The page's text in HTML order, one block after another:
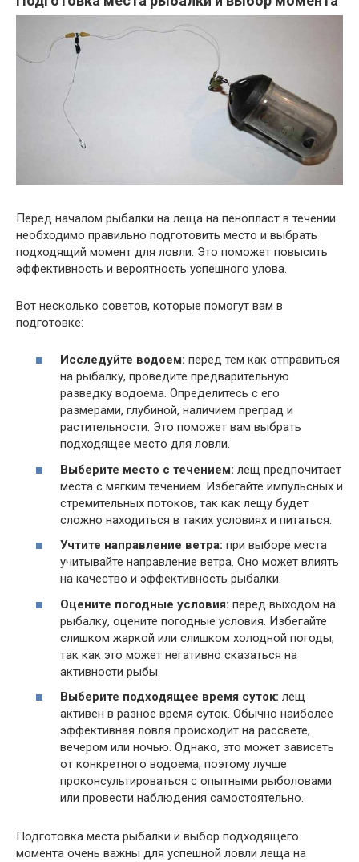
Перед началом рыбалки на леща на пенопласт в течении
необходимо правильно подготовить место и выбрать
подходящий момент для ловли. Это поможет повысить
эффективность и вероятность успешного улова.
Вот несколько советов, которые помогут вам в
подготовке:
Исследуйте водоем: перед тем как отправиться
на рыбалку, проведите предварительную
разведку водоема. Определитесь с его
размерами, глубиной, наличием преград и
растительности. Это поможет вам выбрать
подходящее место для ловли.
Выберите место с течением: лещ предпочитает
места с мягким течением. Избегайте импульсных и
стремительных потоков, так как лещу будет
сложно находиться в таких условиях и питаться.
Учтите направление ветра: при выборе места
учитывайте направление ветра. Оно может влиять
на качество и эффективность рыбалки.
Оцените погодные условия: перед выходом на
рыбалку, оцените погодные условия. Избегайте
слишком жаркой или слишком холодной погоды,
так как это может негативно сказаться на
активности рыбы.
Выберите подходящее время суток: лещ
активен в разное время суток. Обычно наиболее
эффективная ловля происходит на рассвете,
вечером или ночью. Однако, это может зависеть
от конкретного водоема, поэтому лучше
проконсультироваться с опытными рыболовами
или провести наблюдения самостоятельно.
Подготовка места рыбалки и выбор подходящего
момента очень важны для успешной ловли леща на